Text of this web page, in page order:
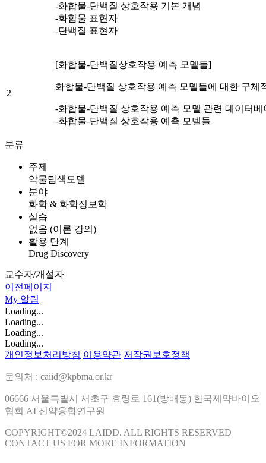
-화합물-단백질 상호작용 기본 개념
-화합물 표현자
-단백질 표현자
2
[화합물-단백질상호작용 예측 모델들]
화합물-단백질 상호작용 예측 모델들에 대한 구체
-화합물-단백질 상호작용 예측 모델 관련 데이터베
-화합물-단백질 상호작용 예측 모델들
분류
주제
약물탐색모델
분야
화학 & 화학정보학
실습
없음 (이론 강의)
활용 단계
Drug Discovery
교수자/개설자
이전페이지
My 알림
Loading...
Loading...
Loading...
Loading...
개인정보처리방침 이용약관 저작권보호정책
문의처 : caiid@kpbma.or.kr
06666 서울특별시 서초구 효령로 161(방배동) 한국제약바이오
협회 AI 신약융합연구원
COPYRIGHT©2024 LAIDD. ALL RIGHTS RESERVED
CONTACT US FOR MORE INFORMATION